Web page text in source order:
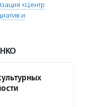
«Центр
и